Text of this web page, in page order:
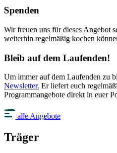
Spenden
Wir freuen uns für dieses Angebot
weiterhin regelmäßig kochen
Bleib auf dem Laufenden!
Um immer auf dem Laufenden zu
Newsletter. Er liefert euch
Programmangebote direkt in euer
alle Angebote
Träger